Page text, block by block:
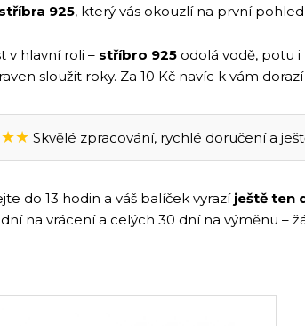
stříbra 925, který vás okouzlí na první
v hlavní roli – stříbro 925 odolá vodě, potu
sloužit roky. Za 10 Kč navíc k vám
Skvělé zpracování, rychlé doručení a
do 13 hodin a váš balíček vyrazí ještě ten
na vrácení a celých 30 dní na výměnu –